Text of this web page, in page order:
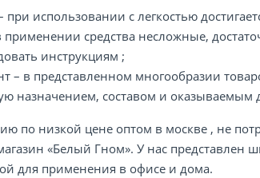
использовании с легкостью
применении средства несложные,
инструкциям ;
– в представленном многообразии
назначением, составом и оказываемым
по низкой цене оптом в москве , не
«Белый Гном». У нас
для применения в офисе и дома.